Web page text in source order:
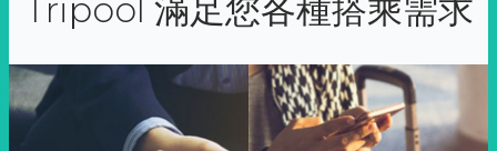
Tripool 滿足您各種搭乘需求